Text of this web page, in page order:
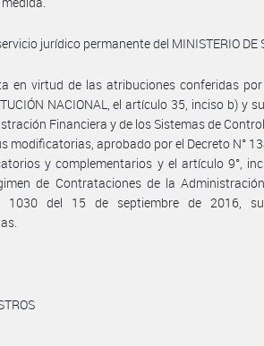
jurídico permanente del MINISTERIO DE
en virtud de las atribuciones conferidas
NACIONAL, el artículo 35, inciso b) y
Financiera y de los Sistemas de
modificatorias, aprobado por el Decreto N°
y complementarios y el artículo 9°,
de Contrataciones de la
1030 del 15 de septiembre de 2016,